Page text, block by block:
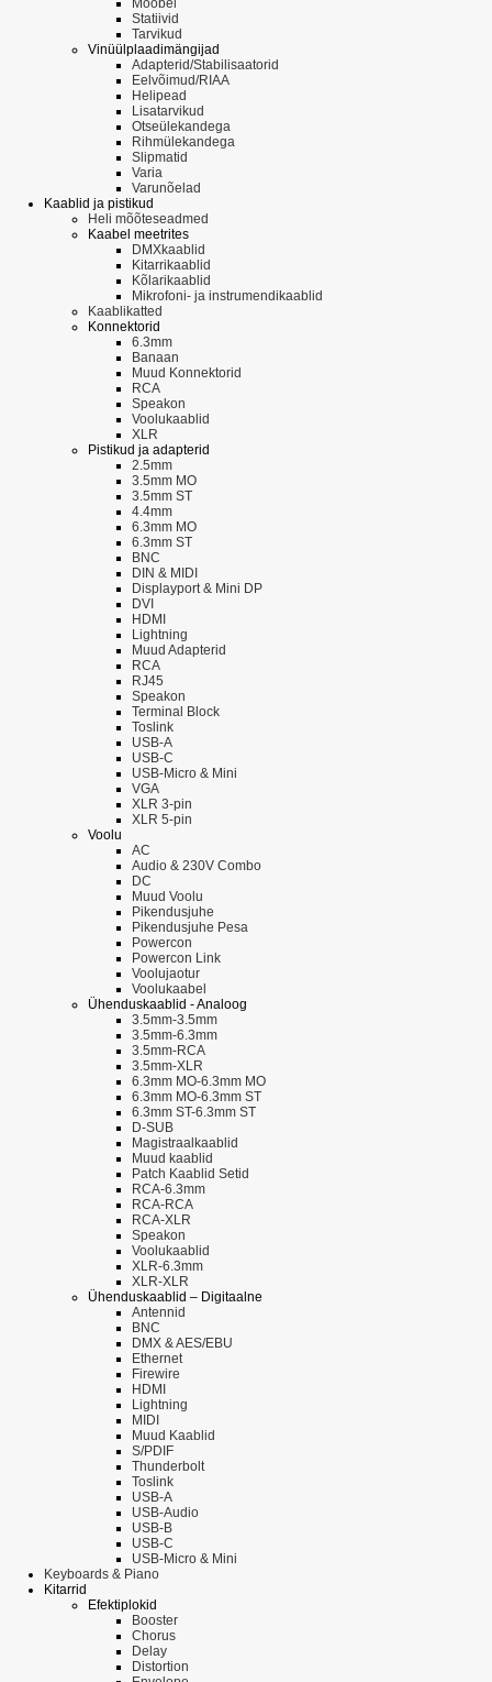
Mööbel
Statiivid
Tarvikud
Vinüülplaadimängijad
Adapterid/Stabilisaatorid
Eelvõimud/RIAA
Helipead
Lisatarvikud
Otseülekandega
Rihmülekandega
Slipmatid
Varia
Varunõelad
Kaablid ja pistikud
Heli mõõteseadmed
Kaabel meetrites
DMXkaablid
Kitarrikaablid
Kõlarikaablid
Mikrofoni- ja instrumendikaablid
Kaablikatted
Konnektorid
6.3mm
Banaan
Muud Konnektorid
RCA
Speakon
Voolukaablid
XLR
Pistikud ja adapterid
2.5mm
3.5mm MO
3.5mm ST
4.4mm
6.3mm MO
6.3mm ST
BNC
DIN & MIDI
Displayport & Mini DP
DVI
HDMI
Lightning
Muud Adapterid
RCA
RJ45
Speakon
Terminal Block
Toslink
USB-A
USB-C
USB-Micro & Mini
VGA
XLR 3-pin
XLR 5-pin
Voolu
AC
Audio & 230V Combo
DC
Muud Voolu
Pikendusjuhe
Pikendusjuhe Pesa
Powercon
Powercon Link
Voolujaotur
Voolukaabel
Ühenduskaablid - Analoog
3.5mm-3.5mm
3.5mm-6.3mm
3.5mm-RCA
3.5mm-XLR
6.3mm MO-6.3mm MO
6.3mm MO-6.3mm ST
6.3mm ST-6.3mm ST
D-SUB
Magistraalkaablid
Muud kaablid
Patch Kaablid Setid
RCA-6.3mm
RCA-RCA
RCA-XLR
Speakon
Voolukaablid
XLR-6.3mm
XLR-XLR
Ühenduskaablid – Digitaalne
Antennid
BNC
DMX & AES/EBU
Ethernet
Firewire
HDMI
Lightning
MIDI
Muud Kaablid
S/PDIF
Thunderbolt
Toslink
USB-A
USB-Audio
USB-B
USB-C
USB-Micro & Mini
Keyboards & Piano
Kitarrid
Efektiplokid
Booster
Chorus
Delay
Distortion